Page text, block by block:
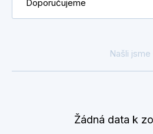
Doporučujeme
Našli
Žádná data k